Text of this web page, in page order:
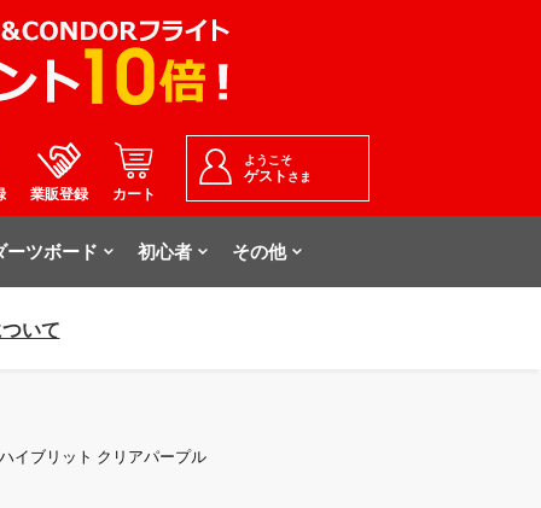
業販登録 カート
ようこそ
ゲスト さま
ーツボード 初心者 その他
いて
イブリット クリアパープル